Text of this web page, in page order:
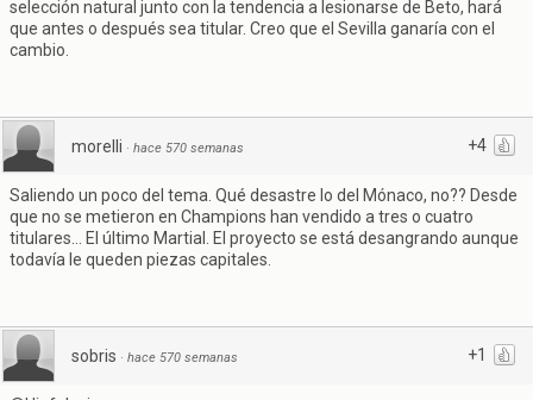
selección natural junto con la tendencia a lesionarse de Beto, hará
que antes o después sea titular. Creo que el Sevilla ganaría con el
cambio.
+4
morelli · hace 570 semanas
Saliendo un poco del tema. Qué desastre lo del Mónaco, no?? Desde
que no se metieron en Champions han vendido a tres o cuatro
titulares... El último Martial. El proyecto se está desangrando aunque
todavía le queden piezas capitales.
+1
sobris · hace 570 semanas